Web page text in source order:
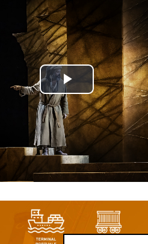
P
l
a
y
V